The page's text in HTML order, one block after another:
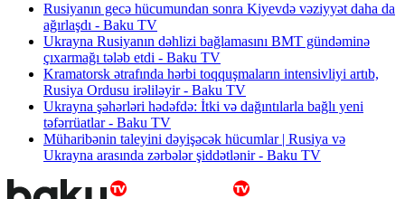
Rusiyanın gecə hücumundan sonra Kiyevdə vəziyyət daha da
ağırlaşdı - Baku TV
Ukrayna Rusiyanın dəhlizi bağlamasını BMT gündəminə
çıxarmağı tələb etdi - Baku TV
Kramatorsk ətrafında hərbi toqquşmaların intensivliyi artıb,
Rusiya Ordusu irəliləyir - Baku TV
Ukrayna şəhərləri hədəfdə: İtki və dağıntılarla bağlı yeni
təfərrüatlar - Baku TV
Müharibənin taleyini dəyişəcək hücumlar | Rusiya və
Ukrayna arasında zərbələr şiddətlənir - Baku TV